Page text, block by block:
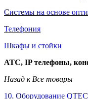
Системы на основе
Телефония
Шкафы и стойки
АТС, IP телефоны,
Назад к Все товары
10. Оборудование